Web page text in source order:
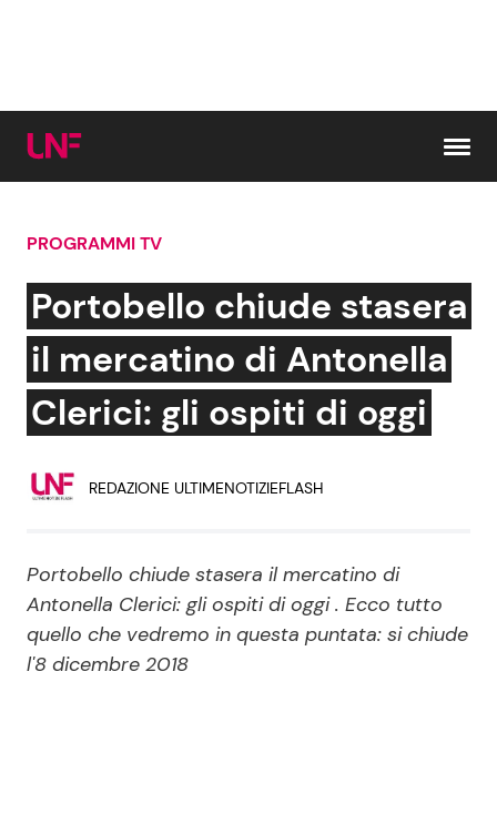
Cerca:
News e Cronaca
Attualità Italiana
Persone Scomparse
Politica
Gossip e TV
Bellezze VIP
Programmi TV
Reality e Talent
PROGRAMMI TV
Portobello chiude stasera
il mercatino di Antonella
Clerici: gli ospiti di oggi
REDAZIONE ULTIMENOTIZIEFLASH
Portobello chiude stasera il mercatino di
Antonella Clerici: gli ospiti di oggi . Ecco tutto
quello che vedremo in questa puntata: si chiude
l'8 dicembre 2018